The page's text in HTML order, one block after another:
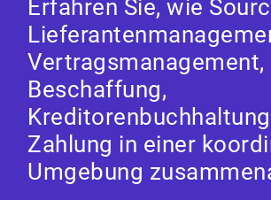
Erfahren Sie, wie
Vertragsmanagement,
Beschaffung,
Zahlung in einer
Umgebung